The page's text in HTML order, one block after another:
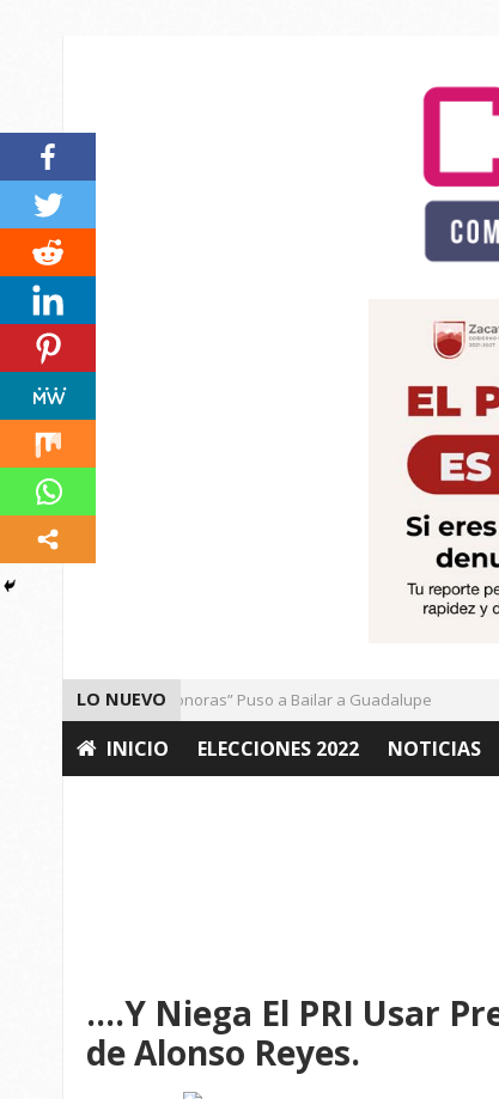
LO NUEVO
El Ritmo de las “Sonoras” Puso a Bailar a Guadalupe
INICIO ELECCIONES 2022 NOTICIAS
….Y Niega El PRI Usar
de Alonso Reyes.